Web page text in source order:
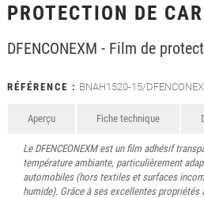
PROTECTION DE
DFENCONEXM - Film de
RÉFÉRENCE : BNAH1520-15/
Aperçu Fiche technique
Le DFENCEONEXM est un film adhésif
température ambiante, particulièrement
automobiles (hors textiles et surfaces
humide). Grâce à ses excellentes